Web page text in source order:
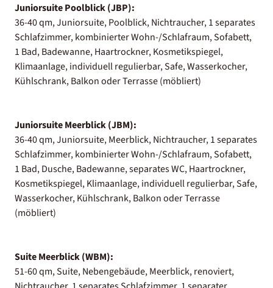
Juniorsuite Poolblick (JBP):
36-40 qm, Juniorsuite, Poolblick, Nichtraucher, 1 separates
Schlafzimmer, kombinierter Wohn-/Schlafraum, Sofabett,
1 Bad, Badewanne, Haartrockner, Kosmetikspiegel,
Klimaanlage, individuell regulierbar, Safe, Wasserkocher,
Kühlschrank, Balkon oder Terrasse (möbliert)
Juniorsuite Meerblick (JBM):
36-40 qm, Juniorsuite, Meerblick, Nichtraucher, 1 separates
Schlafzimmer, kombinierter Wohn-/Schlafraum, Sofabett,
1 Bad, Dusche, Badewanne, separates WC, Haartrockner,
Kosmetikspiegel, Klimaanlage, individuell regulierbar, Safe,
Wasserkocher, Kühlschrank, Balkon oder Terrasse
(möbliert)
Suite Meerblick (WBM):
51-60 qm, Suite, Nebengebäude, Meerblick, renoviert,